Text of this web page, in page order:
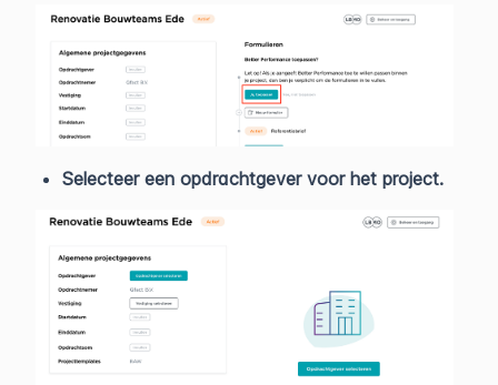
Selecteer een opdrachtgever voor het project.